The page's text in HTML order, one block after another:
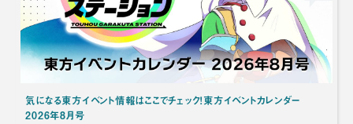
気になる東方イベント情報はここでチェック！東方イベントカレンダー
2026年8月号